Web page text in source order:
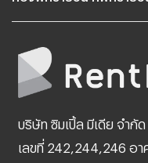
บริษัท ซิมเปิ้ล มีเดีย จำกัด
เลขที่ 242,244,246 อา